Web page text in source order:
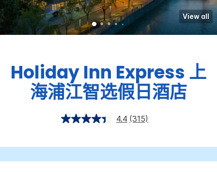
View all
Holiday Inn Express 上
海浦江智选假日酒店
4.4 (315)